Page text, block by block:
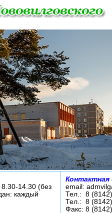
14.30 (без
каждый
Контактная
email:
Тел.: 8
Тел.: 8
Факс: 8